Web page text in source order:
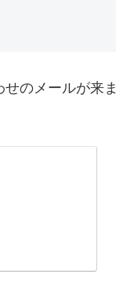
のメールが来ま